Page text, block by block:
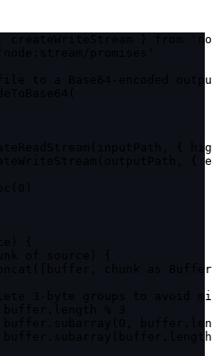
createWriteStream } from
to a Base64-encoded
{
{
chunk as
3-byte groups to avoid